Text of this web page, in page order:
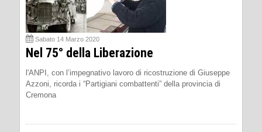
Sabato 14 Marzo 2020
Nel 75° della Liberazione
l'ANPI, con l’impegnativo lavoro di ricostruzione di Giuseppe
Azzoni, ricorda i “Partigiani combattenti” della provincia di
Cremona